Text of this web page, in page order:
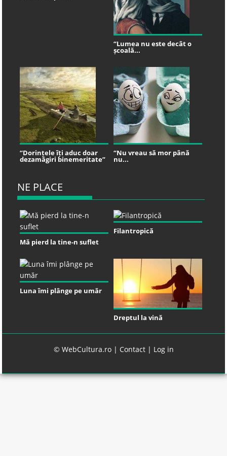
“Lumea nu este decât o
școală...
“Dorințele îți aduc doar
dezamăgiri binemeritate”
“Nu vreau să mor până
nu...
NE PLACE
Mă pierd la tine-n suflet
Filantropică
Luna îmi plânge pe umăr
Dreptul la vină
© WebCultura.ro | Contact| Log in